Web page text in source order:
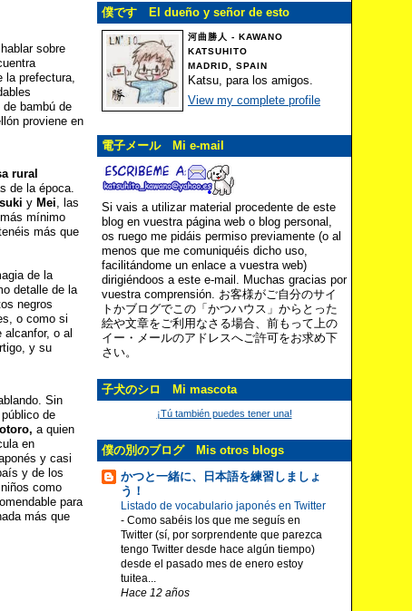
sobre
la prefectura,
bambú de
proviene en
rural
de la época.
y Mei , las
mínimo
más que
de la
detalle de la
negros
o como si
o al
y su
Sin
de
, a quien
en
y casi
y de los
como
para
más que
僕です El dueño y señor de esto
河曲勝人 - KAWANO
KATSUHITO
MADRID, SPAIN
Katsu, para los amigos.
View my complete profile
電子メール Mi e-mail
Si vais a utilizar material procedente de este
blog en vuestra página web o blog personal,
os ruego me pidáis permiso previamente (o al
menos que me comuniquéis dicho uso,
facilitándome un enlace a vuestra web)
dirigiéndoos a este e-mail. Muchas gracias por
vuestra comprensión. お客様がご自分のサイ
トかブログでこの「かつハウス」からとった
絵や文章をご利用なさる場合、前もって上の
イー・メールのアドレスへご許可をお求め下
さい。
子犬のシロ Mi mascota
¡Tú también puedes tener una!
僕の別のブログ Mis otros blogs
かつと一緒に、日本語を練習しましょ
う！
Listado de vocabulario japonés en Twitter
- Como sabéis los que me seguís en
Twitter (sí, por sorprendente que parezca
tengo Twitter desde hace algún tiempo)
desde el pasado mes de enero estoy
tuitea...
Hace 12 años